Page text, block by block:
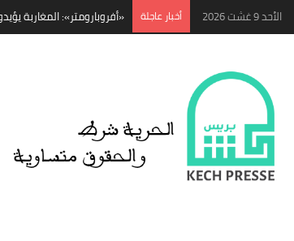
الأحد 9 غشت 2026 ‏أخبار عاجلة «أفروبارومتر»: المغاربة